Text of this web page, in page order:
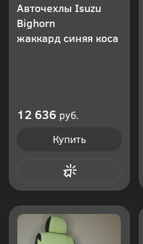
Авточехлы Isuzu
Bighorn
жаккард синяя коса
12 636 руб.
Купить